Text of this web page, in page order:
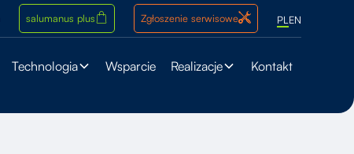
salumanus plus Zgłoszenie serwisowe PL EN
Technologia Wsparcie Realizacje Kontakt